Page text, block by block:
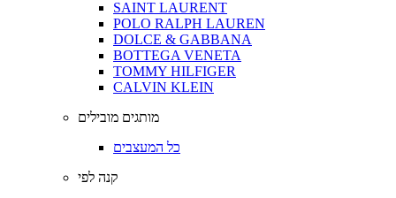
SAINT LAURENT
POLO RALPH LAUREN
DOLCE & GABBANA
BOTTEGA VENETA
TOMMY HILFIGER
CALVIN KLEIN
מותגים מובילים
כל המעצבים
קנה לפי